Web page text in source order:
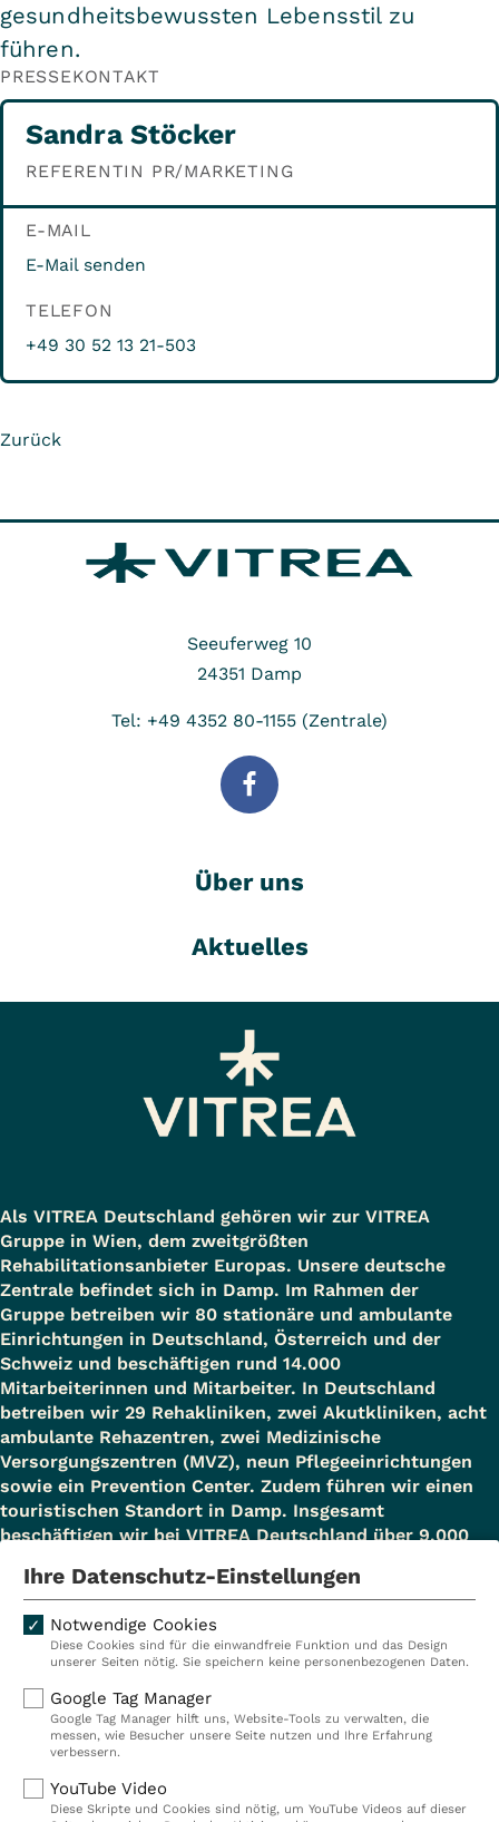
gesundheitsbewussten Lebensstil zu
führen.
PRESSEKONTAKT
Sandra Stöcker
REFERENTIN PR/MARKETING
E-MAIL
E-Mail senden
TELEFON
+49 30 52 13 21-503
Zurück
Seeuferweg 10
24351 Damp
Tel: +49 4352 80-1155 (Zentrale)
Über uns
Aktuelles
Als VITREA Deutschland gehören wir zur VITREA
Gruppe in Wien, dem zweitgrößten
Rehabilitationsanbieter Europas. Unsere deutsche
Zentrale befindet sich in Damp. Im Rahmen der
Gruppe betreiben wir 80 stationäre und ambulante
Einrichtungen in Deutschland, Österreich und der
Schweiz und beschäftigen rund 14.000
Mitarbeiterinnen und Mitarbeiter. In Deutschland
betreiben wir 29 Rehakliniken, zwei Akutkliniken, acht
ambulante Rehazentren, zwei Medizinische
Versorgungszentren (MVZ), neun Pflegeeinrichtungen
sowie ein Prevention Center. Zudem führen wir einen
touristischen Standort in Damp. Insgesamt
beschäftigen wir bei VITREA Deutschland über 9.000
Kliniken
Ambulant
Reha
Prävention
Karriere
VITREA Deutschland
Ihre Datenschutz-Einstellungen
Notwendige Cookies
Diese Cookies sind für die einwandfreie Funktion und das Design
unserer Seiten nötig. Sie speichern keine personenbezogenen Daten.
Google Tag Manager
Google Tag Manager hilft uns, Website-Tools zu verwalten, die
messen, wie Besucher unsere Seite nutzen und Ihre Erfahrung
verbessern.
YouTube Video
Diese Skripte und Cookies sind nötig, um YouTube Videos auf dieser